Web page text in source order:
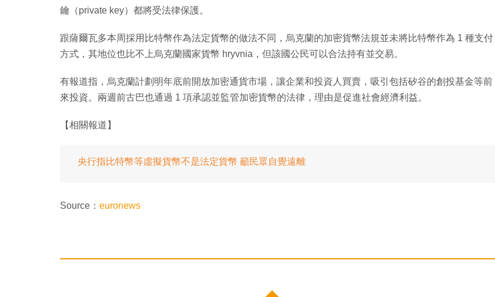
鑰（private key）都將受法律保護。
跟薩爾瓦多本周採用比特幣作為法定貨幣的做法不同，烏克蘭的加密貨幣法規並未將比特幣作為 1 種支付
方式，其地位也比不上烏克蘭國家貨幣 hryvnia，但該國公民可以合法持有並交易。
有報道指，烏克蘭計劃明年底前開放加密通貨市場，讓企業和投資人買賣，吸引包括矽谷的創投基金等前
來投資。兩週前古巴也通過 1 項承認並監管加密貨幣的法律，理由是促進社會經濟利益。
【相關報道】
央行指比特幣等虛擬貨幣不是法定貨幣 籲民眾自覺遠離
Source： euronews